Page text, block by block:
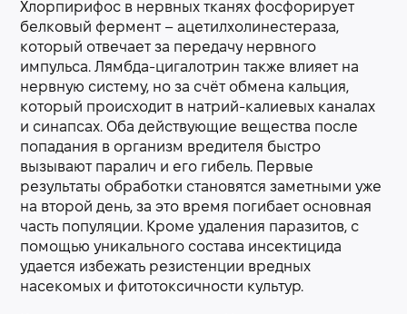
Хлорпирифос в нервных тканях фосфорирует
белковый фермент – ацетилхолинестераза,
который отвечает за передачу нервного
импульса. Лямбда-цигалотрин также влияет на
нервную систему, но за счёт обмена кальция,
который происходит в натрий-калиевых каналах
и синапсах. Оба действующие вещества после
попадания в организм вредителя быстро
вызывают паралич и его гибель. Первые
результаты обработки становятся заметными уже
на второй день, за это время погибает основная
часть популяции. Кроме удаления паразитов, с
помощью уникального состава инсектицида
удается избежать резистенции вредных
насекомых и фитотоксичности культур.